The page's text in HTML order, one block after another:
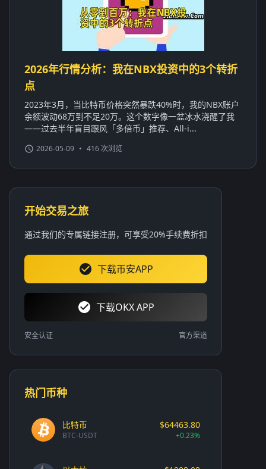
2026年行情分析：我在NBX投资中的3个转折
点
2023年3月，当比特币价格突然暴跌40%时，我的NBX账户
余额波动68万到不足20万。这个数字像一盆冰水浇醒了我
——过去半年盲目跟风「多倍币」推荐、All-i...
2026-05-09 • 416 次浏览
开始交易之旅
通过我们的专属链接注册，可享受20%手续费折扣
下载币安APP
下载OKX APP
安全认证 官方渠道
热门币种
比特币
BTC-USDT
$64463.80
+0.23%